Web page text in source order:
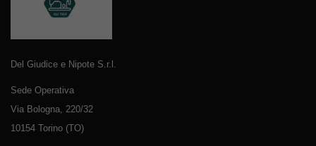
Del Giudice e Nipote S.r.l.
Sede Operativa
Via Bologna, 220/32
10154 Torino (TO)